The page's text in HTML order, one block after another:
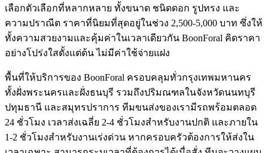
เลือกตัวเลือกที่หลากหลาย ทั้งขนาด ชนิดดอก รูปทรง และ
ความปราณีต ราคาที่นิยมที่สุดอยู่ในช่วง 2,500-5,000 บาท ซึ่งให้
ทั้งความสวยงามและคุ้มค่าในเวลาเดียวกัน BoonForal คิดราคา
อย่างโปร่งใสตั้งแต่ต้น ไม่มีค่าใช้จ่ายแฝง
พื้นที่ให้บริการของ BoonForal ครอบคลุมทั่วกรุงเทพมหานคร
ทั้งฝั่งพระนครและฝั่งธนบุรี รวมถึงปริมณฑลในจังหวัดนนทบุรี
ปทุมธานี และสมุทรปราการ ทีมขนส่งของเรามีรถพร้อมตลอด
24 ชั่วโมง เวลาส่งเฉลี่ย 2-4 ชั่วโมงสำหรับงานปกติ และภายใน
1-2 ชั่วโมงสำหรับงานเร่งด่วน หากครอบครัวต้องการให้ส่งใน